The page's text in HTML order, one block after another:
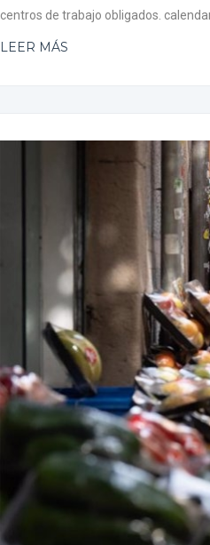
centros de trabajo obligados.
LEER MÁS